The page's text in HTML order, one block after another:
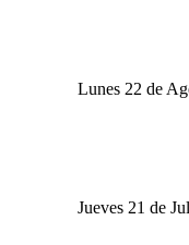
Lunes 22 de
Jueves 21 de